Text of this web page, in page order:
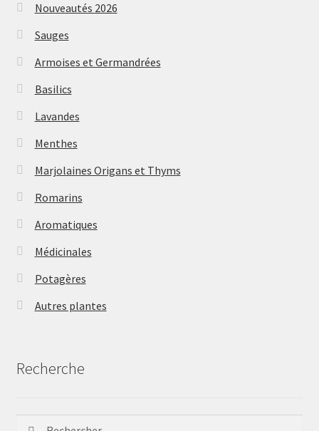
Nouveautés 2026
Sauges
Armoises et Germandrées
Basilics
Lavandes
Menthes
Marjolaines Origans et Thyms
Romarins
Aromatiques
Médicinales
Potagères
Autres plantes
Recherche